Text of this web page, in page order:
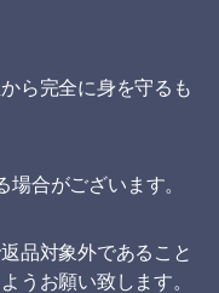
ら完全に身を守るも
合がございます。
品対象外であること
うお願い致します。